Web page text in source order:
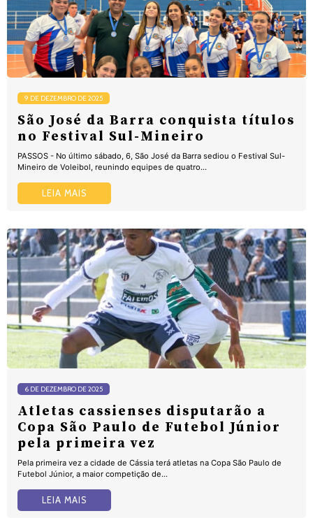
9 DE DEZEMBRO DE 2025
São José da Barra conquista títulos
no Festival Sul-Mineiro
PASSOS - No último sábado, 6, São José da Barra sediou o Festival Sul-
Mineiro de Voleibol, reunindo equipes de quatro...
LEIA MAIS
6 DE DEZEMBRO DE 2025
Atletas cassienses disputarão a
Copa São Paulo de Futebol Júnior
pela primeira vez
Pela primeira vez a cidade de Cássia terá atletas na Copa São Paulo de
Futebol Júnior, a maior competição de...
LEIA MAIS